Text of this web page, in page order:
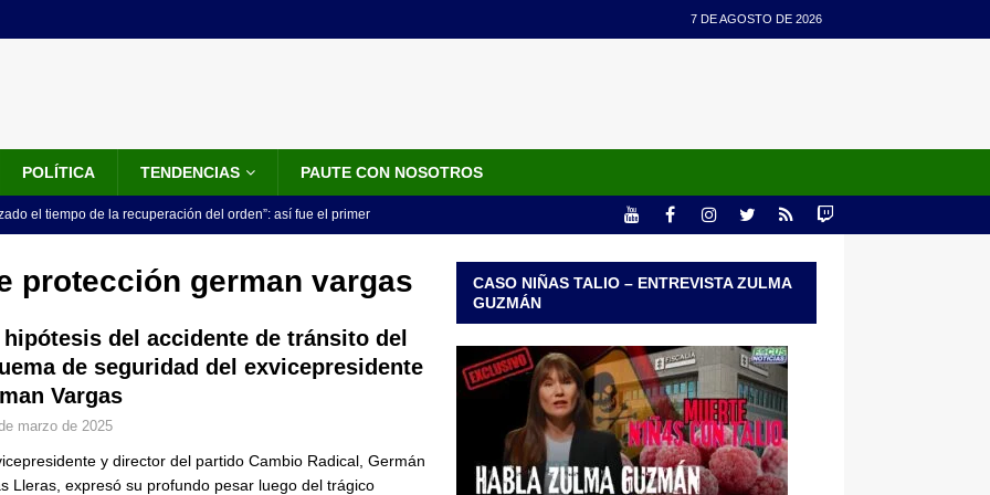
7 DE AGOSTO DE 2026
POLÍTICA TENDENCIAS PAUTE CON NOSOTROS
el tiempo de la recuperación del orden”: así fue el primer
la Espriella ya es presidente de Colombia: recibió la banda
LO ÚLTIMO
de Abelardo De La Espriella: recibirá la banda presidencial
en el Cantón Pichincha
no asistirá a la posesión de Abelardo de la Espriella y llama a
LO ÚLTIMO
protección german vargas
hipótesis del accidente de tránsito del
de seguridad del exvicepresidente
Vargas
marzo de 2025
y director del partido Cambio Radical, Germán
Lleras, expresó su profundo pesar luego del trágico
CASO NIÑAS TALIO – ENTREVISTA ZULMA
GUZMÁN